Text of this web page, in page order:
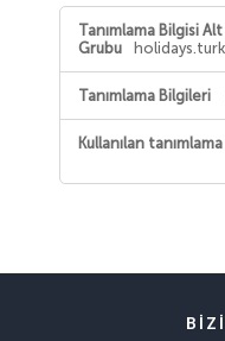
Reklamcılık
Sosyal
Medya
Çerezleri